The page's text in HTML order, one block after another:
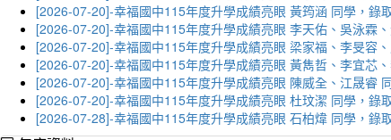
[2026-07-20]-幸福國中115年度升學成績亮眼 黃筠涵 同學，錄
[2026-07-20]-幸福國中115年度升學成績亮眼 李天佑、吳泳霖
[2026-07-20]-幸福國中115年度升學成績亮眼 梁家福、李旻容
[2026-07-20]-幸福國中115年度升學成績亮眼 黃雋哲、李宜芯
[2026-07-20]-幸福國中115年度升學成績亮眼 陳威全、江晟睿
[2026-07-20]-幸福國中115年度升學成績亮眼 杜玟潔 同學，錄
[2026-07-28]-幸福國中115年度升學成績亮眼 石柏煒 同學，錄